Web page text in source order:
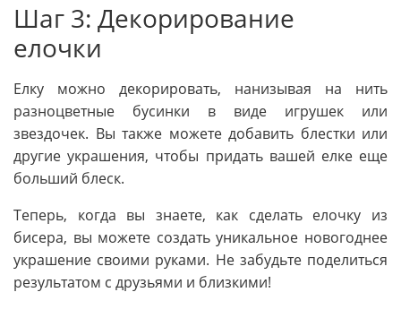
Шаг 3: Декорирование
елочки
Елку можно декорировать, нанизывая на нить
разноцветные бусинки в виде игрушек или
звездочек. Вы также можете добавить блестки или
другие украшения, чтобы придать вашей елке еще
больший блеск.
Теперь, когда вы знаете, как сделать елочку из
бисера, вы можете создать уникальное новогоднее
украшение своими руками. Не забудьте поделиться
результатом с друзьями и близкими!